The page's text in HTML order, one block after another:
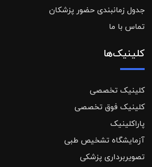
جدول زمانبندی حضور پزشکان
تماس با ما
کلینیک‌ها
کلینیک تخصصی
کلینیک فوق تخصصی
پاراکلینیک
آزمایشگاه تشخیص طبی
تصویربرداری پزشکی